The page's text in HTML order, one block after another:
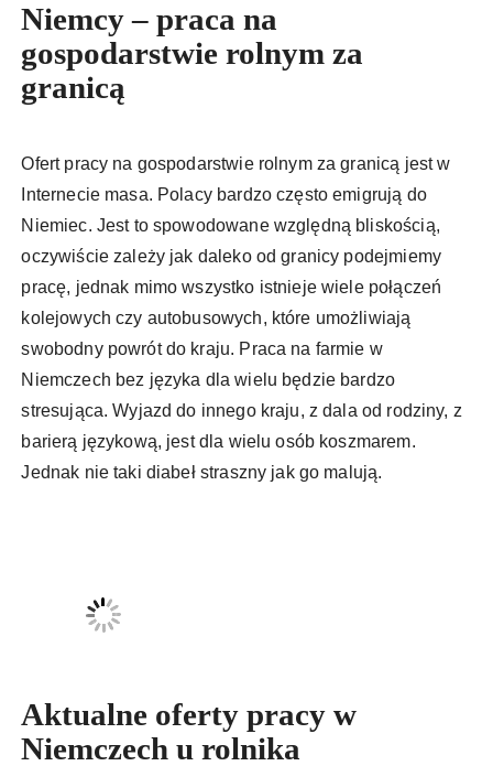
Niemcy – praca na
gospodarstwie rolnym za
granicą
Ofert pracy na gospodarstwie rolnym za granicą jest w
Internecie masa. Polacy bardzo często emigrują do
Niemiec. Jest to spowodowane względną bliskością,
oczywiście zależy jak daleko od granicy podejmiemy
pracę, jednak mimo wszystko istnieje wiele połączeń
kolejowych czy autobusowych, które umożliwiają
swobodny powrót do kraju. Praca na farmie w
Niemczech bez języka dla wielu będzie bardzo
stresująca. Wyjazd do innego kraju, z dala od rodziny, z
barierą językową, jest dla wielu osób koszmarem.
Jednak nie taki diabeł straszny jak go malują.
Aktualne oferty pracy w
Niemczech u rolnika